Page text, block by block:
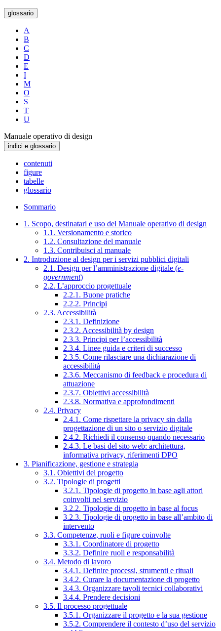
glossario
A
B
C
D
E
I
M
O
S
T
U
Manuale operativo di design
indici e glossario
contenuti
figure
tabelle
glossario
Sommario
1. Scopo, destinatari e uso del Manuale operativo di design
1.1. Versionamento e storico
1.2. Consultazione del manuale
1.3. Contribuisci al manuale
2. Introduzione al design per i servizi pubblici digitali
2.1. Design per l’amministrazione digitale (e-
government)
2.2. L’approccio progettuale
2.2.1. Buone pratiche
2.2.2. Principi
2.3. Accessibilità
2.3.1. Definizione
2.3.2. Accessibilità by design
2.3.3. Principi per l’accessibilità
2.3.4. Linee guida e criteri di successo
2.3.5. Come rilasciare una dichiarazione di
accessibilità
2.3.6. Meccanismo di feedback e procedura di
attuazione
2.3.7. Obiettivi accessibilità
2.3.8. Normativa e approfondimenti
2.4. Privacy
2.4.1. Come rispettare la privacy sin dalla
progettazione di un sito o servizio digitale
2.4.2. Richiedi il consenso quando necessario
2.4.3. Le basi del sito web: architettura,
informativa privacy, riferimenti DPO
3. Pianificazione, gestione e strategia
3.1. Obiettivi del progetto
3.2. Tipologie di progetti
3.2.1. Tipologie di progetto in base agli attori
coinvolti nel servizio
3.2.2. Tipologie di progetto in base al focus
3.2.3. Tipologie di progetto in base all’ambito di
intervento
3.3. Competenze, ruoli e figure coinvolte
3.3.1. Coordinatore di progetto
3.3.2. Definire ruoli e responsabilità
3.4. Metodo di lavoro
3.4.1. Definire processi, strumenti e rituali
3.4.2. Curare la documentazione di progetto
3.4.3. Organizzare tavoli tecnici collaborativi
3.4.4. Prendere decisioni
3.5. Il processo progettuale
3.5.1. Organizzare il progetto e la sua gestione
3.5.2. Comprendere il contesto d’uso del servizio